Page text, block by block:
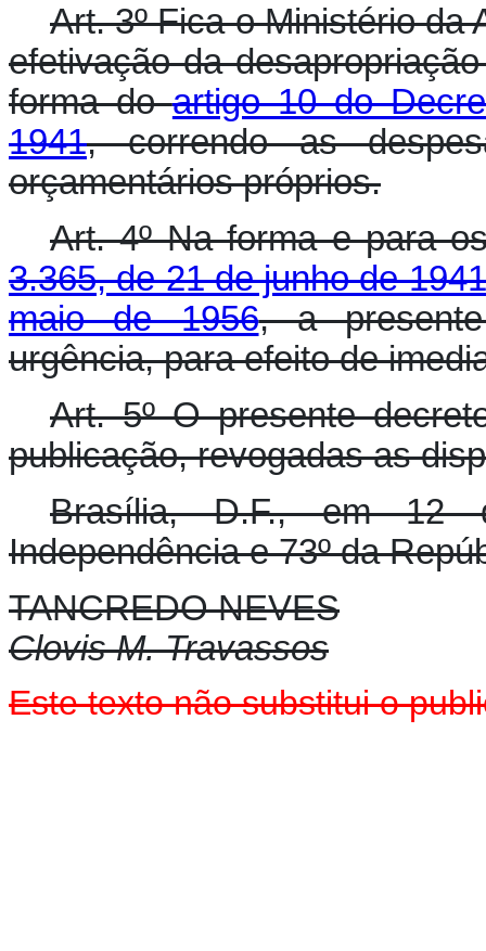
Art. 3º Fica o Ministério da
efetivação da
forma doartigo 10 do
1941, correndo as
orçamentários próprios.
Art. 4º Na forma e para
3.365, de 21 de junho de 1941
maio de 1956, a
urgência, para efeito de
Art. 5º O presente
publicação, revogadas as
Brasília, D.F., em 12
Independência e 73º da
TANCREDO NEVES
Clovis M. Travassos
Este texto não substitui o